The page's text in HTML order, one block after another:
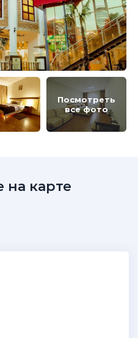
Посмотреть
все фото
карте